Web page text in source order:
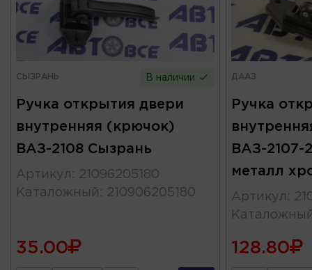
СЫЗРАНЬ В наличии
Ручка открытия двери
внутренняя (крючок)
ВАЗ-2108 Сызрань
Артикул : 21096205180
Каталожный : 210906205180
35.00
ДААЗ
Ручка
ВАЗ-2107-
металл
Артикул :
128.80